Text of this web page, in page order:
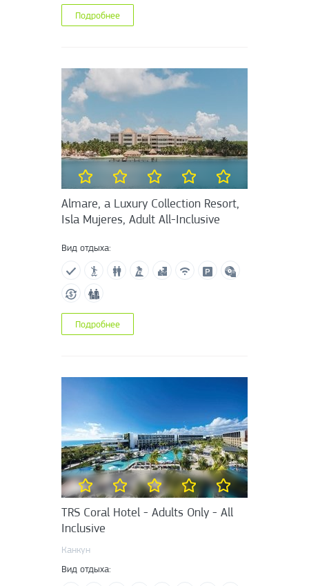
Подробнее
Almare, a Luxury Collection Resort,
Isla Mujeres, Adult All-Inclusive
Вид отдыха:
Подробнее
TRS Coral Hotel - Adults Only - All
Inclusive
Канкун
Вид отдыха: